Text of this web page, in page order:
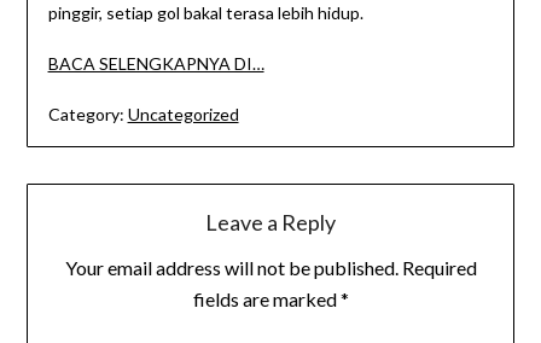
pinggir, setiap gol bakal terasa lebih hidup.
BACA SELENGKAPNYA DI…
Category: Uncategorized
Leave a Reply
Your email address will not be published. Required
fields are marked*